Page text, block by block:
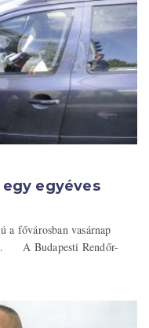
egyéves
a fővárosban vasárnap
A Budapesti Rendőr-